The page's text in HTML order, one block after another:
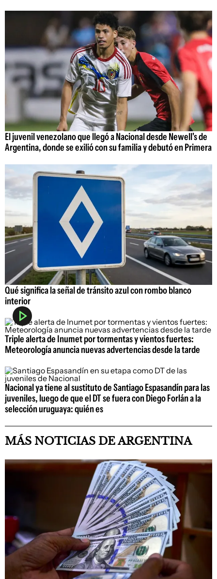
El juvenil venezolano que llegó a Nacional desde Newell's de
Argentina, donde se exilió con su familia y debutó en Primera
Qué significa la señal de tránsito azul con rombo blanco
interior
Triple alerta de Inumet por tormentas y vientos fuertes:
Meteorología anuncia nuevas advertencias desde la tarde
Nacional ya tiene al sustituto de Santiago Espasandín para las
juveniles, luego de que el DT se fuera con Diego Forlán a la
selección uruguaya: quién es
MÁS NOTICIAS DE ARGENTINA